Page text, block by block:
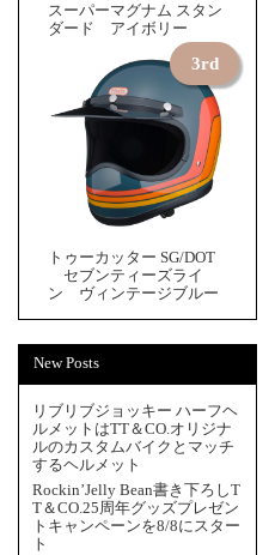
スーパーマグナム スタン
ダード アイボリー
トゥーカッター SG/DOT
セブンティーズライ
ン ヴィンテージブルー
New Posts
リブリブジョッキー ハーフヘ
ルメットはTT＆CO.オリジナ
ルのカスタムバイクとマッチ
するヘルメット
Rockin’Jelly Bean書き下ろしT
T＆CO.25周年グッズプレゼン
トキャンペーンを8/8にスター
ト